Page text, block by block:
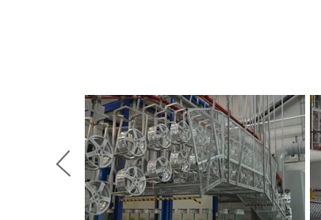
Zurück